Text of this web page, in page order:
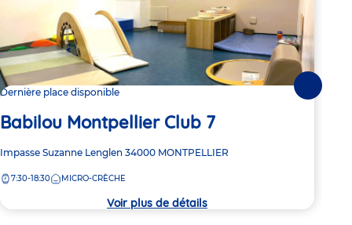
Dernière place disponible
Babilou Montpellier Club 7
Adresse
la
Impasse Suzanne Lenglen 34000 MONTPELLIER
7:30-18:30 MICRO-CRÈCHE
Voir plus de détails